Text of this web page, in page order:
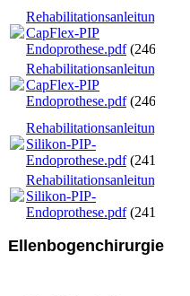
Rehabilitationsanleitung nach
CapFlex-PIP
Endoprothese.pdf
Rehabilitationsanleitung nach
CapFlex-PIP
Endoprothese.pdf
Rehabilitationsanleitung nach
Silikon-PIP-
Endoprothese.pdf
Rehabilitationsanleitung nach
Silikon-PIP-
Endoprothese.pdf
Ellenbogenchirurgie